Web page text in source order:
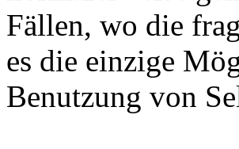
Fällen, wo die
es die einzige
Benutzung von